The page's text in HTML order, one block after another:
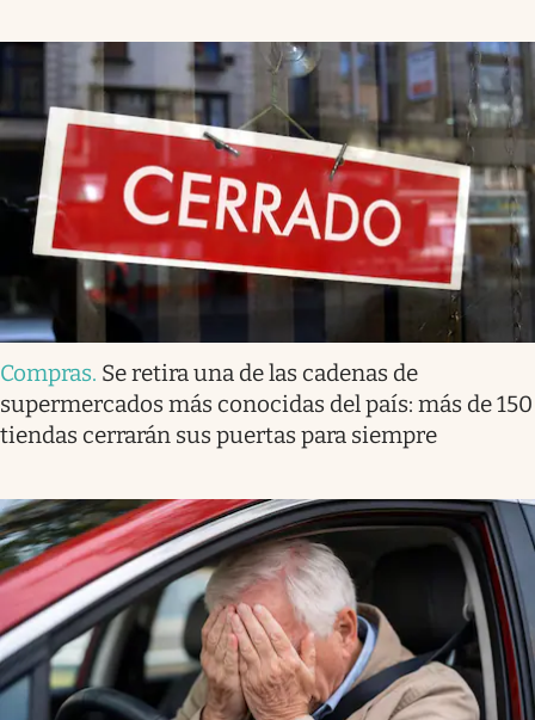
Compras. Se retira una de las cadenas de
supermercados más conocidas del país: más de 150
tiendas cerrarán sus puertas para siempre